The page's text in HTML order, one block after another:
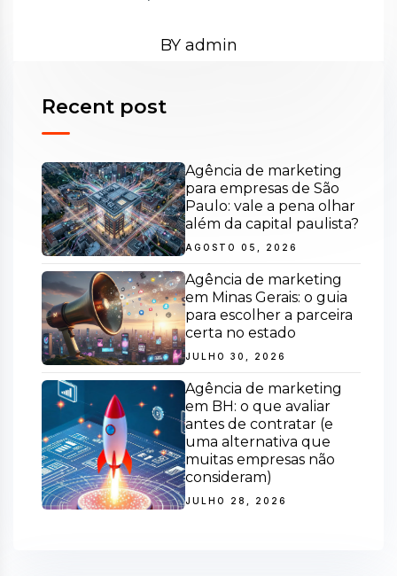
BY admin
Recent post
Agência de marketing
para empresas de São
Paulo: vale a pena olhar
além da capital paulista?
AGOSTO 05, 2026
Agência de marketing
em Minas Gerais: o guia
para escolher a parceira
certa no estado
JULHO 30, 2026
Agência de marketing
em BH: o que avaliar
antes de contratar (e
uma alternativa que
muitas empresas não
consideram)
JULHO 28, 2026